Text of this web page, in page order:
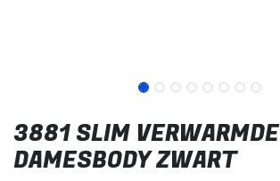
3881 SLIM VERWARMDE
DAMESBODY ZWART